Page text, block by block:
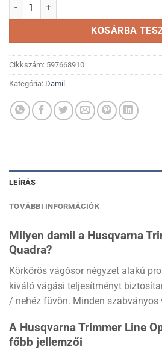
KOSÁRBA
Cikkszám: 597668910
Kategória: Damil
LEÍRÁS
TOVÁBBI INFORMÁCIÓK
Milyen damil a Husqvarna
Quadra?
Körkörös vágósor négyzet alakú
kiváló vágási teljesítményt
/ nehéz füvön. Minden szabványos
A Husqvarna Trimmer Line
főbb jellemzői